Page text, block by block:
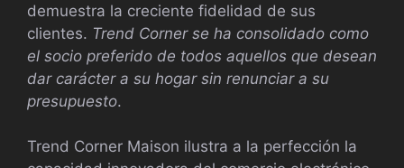
demuestra la creciente fidelidad de sus
clientes. Trend Corner se ha consolidado como
el socio preferido de todos aquellos que desean
dar carácter a su hogar sin renunciar a su
presupuesto.
Trend Corner Maison ilustra a la perfección la